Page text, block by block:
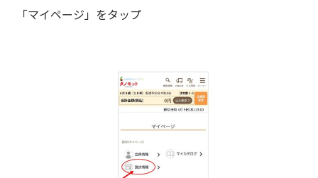
「マイページ」をタップ